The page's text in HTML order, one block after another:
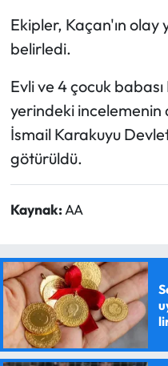
Ekipler, Kaçan'ın olay
belirledi.
Evli ve 4 çocuk
yerindeki incelemenin
İsmail Karakuyu
götürüldü.
Kaynak: AA